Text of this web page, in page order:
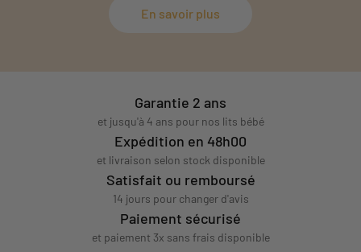
En savoir plus
Garantie 2 ans
et jusqu'à 4 ans pour nos lits bébé
Expédition en 48h00
et livraison selon stock disponible
Satisfait ou remboursé
14 jours pour changer d'avis
Paiement sécurisé
et paiement 3x sans frais disponible